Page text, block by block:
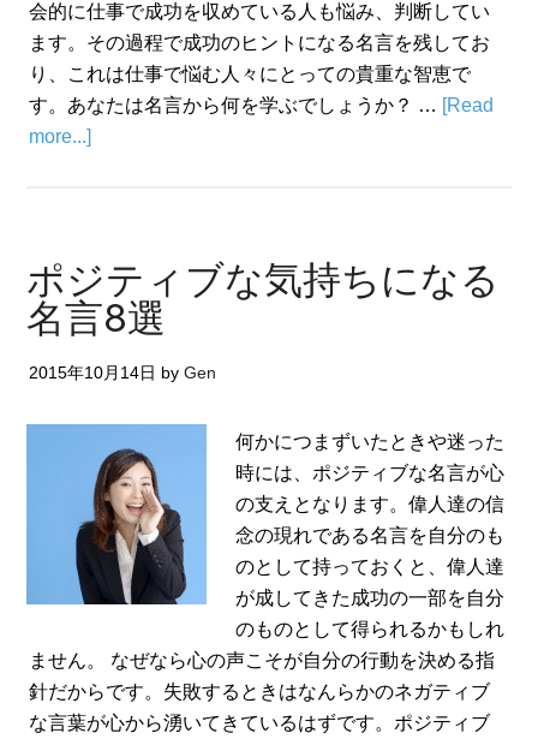
会的に仕事で成功を収めている人も悩み、判断してい
ます。その過程で成功のヒントになる名言を残してお
り、これは仕事で悩む人々にとっての貴重な智恵で
す。あなたは名言から何を学ぶでしょうか？ … [Read
more...]
ポジティブな気持ちになる
名言8選
2015年10月14日 byGen
何かにつまずいたときや迷った
時には、ポジティブな名言が心
の支えとなります。偉人達の信
念の現れである名言を自分のも
のとして持っておくと、偉人達
が成してきた成功の一部を自分
のものとして得られるかもしれ
ません。 なぜなら心の声こそが自分の行動を決める指
針だからです。失敗するときはなんらかのネガティブ
な言葉が心から湧いてきているはずです。ポジティブ